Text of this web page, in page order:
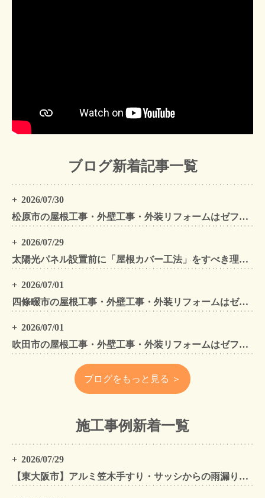
ブログ新着記事一覧
2026/07/30
松原市の屋根工事・外壁工事・外装リフォームはゼファン！松原市内の工事事例もご紹介
2026/07/29
太陽光パネル設置前に「屋根カバー工法」をすべき理由！葺き替えとの違いや費用・雨漏り対策をプロが解説
2026/07/01
四條畷市の屋根工事・外壁工事・外装リフォームはゼファン！四條畷内の工事事例もご紹介
2026/07/01
吹田市の屋根工事・外壁工事・外装リフォームはゼファン！吹田市内の工事事例もご紹介
ブログをもっと見る ＞
施工事例新着一覧
2026/07/29
【東大阪市】アルミ笠木手すり・サッシからの雨漏りを解消｜外壁金属サイディングカバー工法